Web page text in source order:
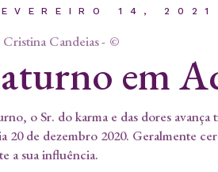
14, 2021
Cristina Candeias ©
em
o Sr. do karma e das dores
20 de dezembro 2020. Geralmente
a sua influência.